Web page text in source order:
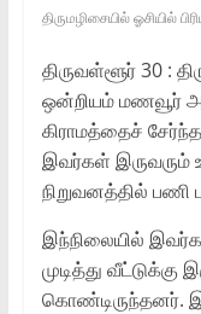
திருமழிசையில் ஓசியில்
திருவள்ளூர் 30 :
ஒன்றியம் மணவூர்
கிராமத்தைச்
இவர்கள் இருவரும்
நிறுவனத்தில் பணி
இந்நிலையில்
முடித்து வீட்டுக்கு
கொண்டிருந்தனர்.